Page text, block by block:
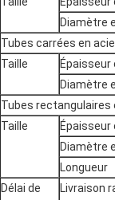
Diamètre
Tubes carrées en
Taille
Épaisseur
Diamètre
Tubes rectangulaires
Taille
Épaisseur
Diamètre
Longueur
Délai de
Livraison